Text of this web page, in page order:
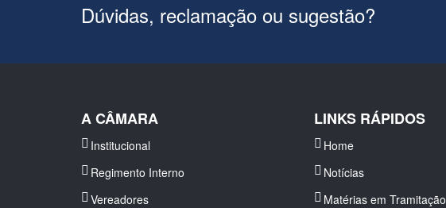
Dúvidas, reclamação ou sugestão?
A CÂMARA
Institucional
Regimento Interno
Vereadores
LINKS RÁPIDOS
Home
Notícias
Matérias em Tramitação